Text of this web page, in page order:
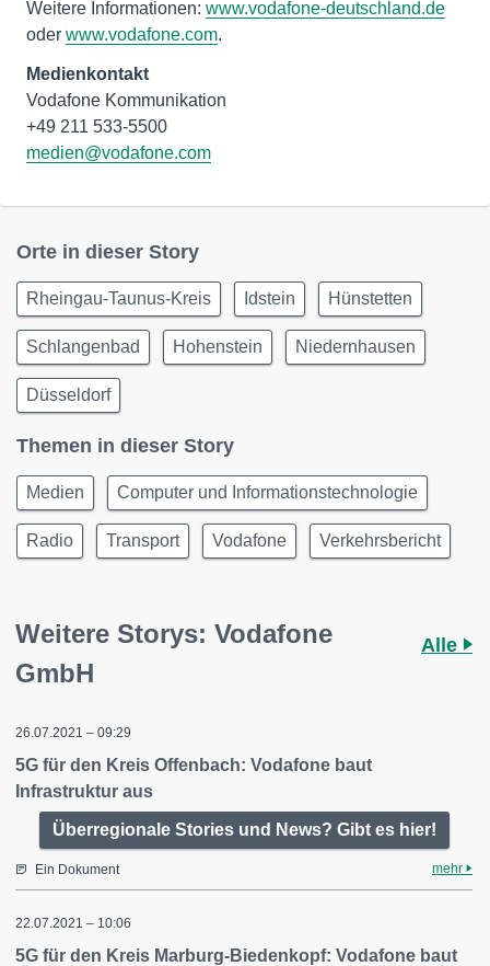
Weitere Informationen: www.vodafone-deutschland.de
oder www.vodafone.com.
Medienkontakt
Vodafone Kommunikation
medien@vodafone.com
Orte in dieser Story
Rheingau-Taunus-Kreis Idstein Hünstetten
Schlangenbad Hohenstein Niedernhausen
Düsseldorf
Themen in dieser Story
Medien Computer und Informationstechnologie
Radio Transport Vodafone Verkehrsbericht
Weitere Storys: Vodafone
GmbH
Alle
26.07.2021 – 09:29
5G für den Kreis Offenbach: Vodafone baut
Infrastruktur aus
Überregionale Stories und News? Gibt es hier!
Ein Dokument mehr
22.07.2021 – 10:06
5G für den Kreis Marburg-Biedenkopf: Vodafone baut